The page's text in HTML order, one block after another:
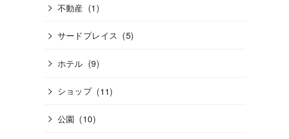
不動産 (1)
サードプレイス (5)
ホテル (9)
ショップ (11)
公園 (10)